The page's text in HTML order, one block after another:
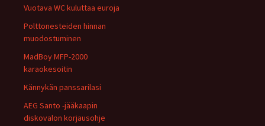
Vuotava WC kuluttaa euroja
Polttonesteiden hinnan
muodostuminen
MadBoy MFP-2000
karaokesoitin
Kännykän panssarilasi
AEG Santo -jääkaapin
diskovalon korjausohje